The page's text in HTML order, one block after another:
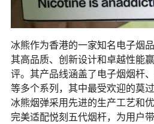
冰熊作为香港的一家知名电子烟
其高品质、创新设计和卓越性能
评。其产品线涵盖了电子烟烟杆
等多个系列，其中最受欢迎的莫
冰熊烟弹采用先进的生产工艺和
完美适配悦刻五代烟杆，为用户